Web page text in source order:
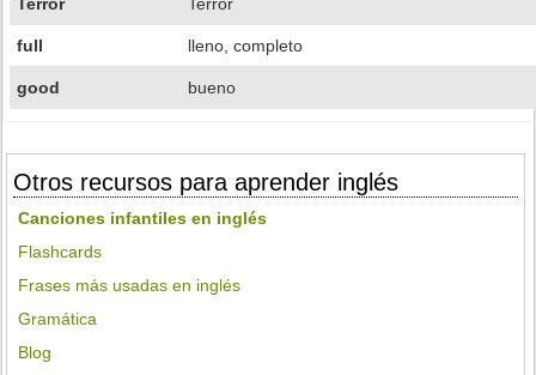
full lleno, completo
good bueno
Otros recursos para aprender inglés
Canciones infantiles en inglés
Flashcards
Frases más usadas en inglés
Gramática
Blog